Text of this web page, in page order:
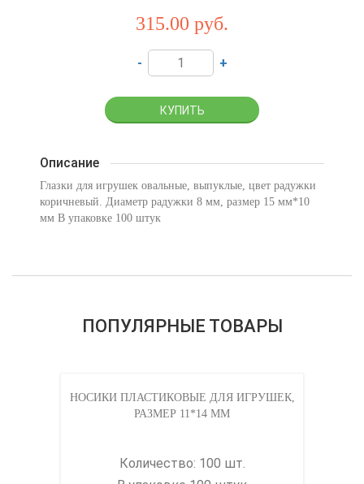
315.00 руб.
- +
Описание
Глазки для игрушек овальные, выпуклые, цвет радужки
коричневый. Диаметр радужки 8 мм, размер 15 мм*10
мм В упаковке 100 штук
ПОПУЛЯРНЫЕ ТОВАРЫ
НОСИКИ ПЛАСТИКОВЫЕ ДЛЯ ИГРУШЕК,
РАЗМЕР 11*14 ММ
Количество: 100 шт.